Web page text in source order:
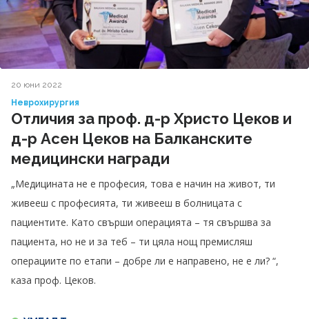
20 юни 2022
Неврохирургия
Отличия за проф. д-р Христо Цеков и
д-р Асен Цеков на Балканските
медицински награди
„Медицината не е професия, това е начин на живот, ти
живееш с професията, ти живееш в болницата с
пациентите. Като свърши операцията – тя свършва за
пациента, но не и за теб – ти цяла нощ премисляш
операциите по етапи – добре ли е направено, не е ли? “,
каза проф. Цеков.